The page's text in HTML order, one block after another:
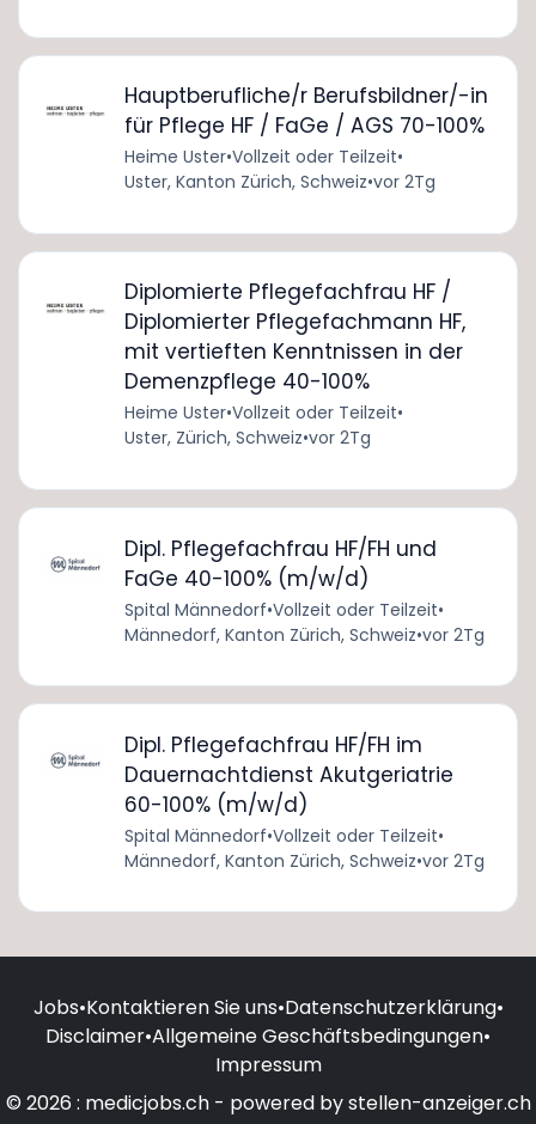
Hauptberufliche/r Berufsbildner/-in
für Pflege HF / FaGe / AGS 70-100%
Heime Uster•Vollzeit oder Teilzeit•
Uster, Kanton Zürich, Schweiz•vor 2Tg
Diplomierte Pflegefachfrau HF /
Diplomierter Pflegefachmann HF,
mit vertieften Kenntnissen in der
Demenzpflege 40-100%
Heime Uster•Vollzeit oder Teilzeit•
Uster, Zürich, Schweiz•vor 2Tg
Dipl. Pflegefachfrau HF/FH und
FaGe 40-100% (m/w/d)
Spital Männedorf•Vollzeit oder Teilzeit•
Männedorf, Kanton Zürich, Schweiz•vor 2Tg
Dipl. Pflegefachfrau HF/FH im
Dauernachtdienst Akutgeriatrie
60-100% (m/w/d)
Spital Männedorf•Vollzeit oder Teilzeit•
Männedorf, Kanton Zürich, Schweiz•vor 2Tg
Jobs•Kontaktieren Sie uns•Datenschutzerklärung•
Disclaimer•Allgemeine Geschäftsbedingungen•
Impressum
© 2026 : medicjobs.ch - powered by stellen-anzeiger.ch